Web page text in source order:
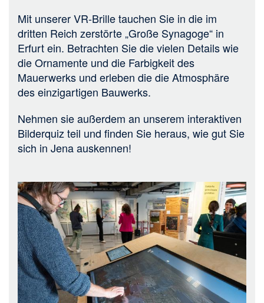
Mit unserer VR-Brille tauchen Sie in die im
dritten Reich zerstörte „Große Synagoge“ in
Erfurt ein. Betrachten Sie die vielen Details wie
die Ornamente und die Farbigkeit des
Mauerwerks und erleben die die Atmosphäre
des einzigartigen Bauwerks.
Nehmen sie außerdem an unserem interaktiven
Bilderquiz teil und finden Sie heraus, wie gut Sie
sich in Jena auskennen!
Bild